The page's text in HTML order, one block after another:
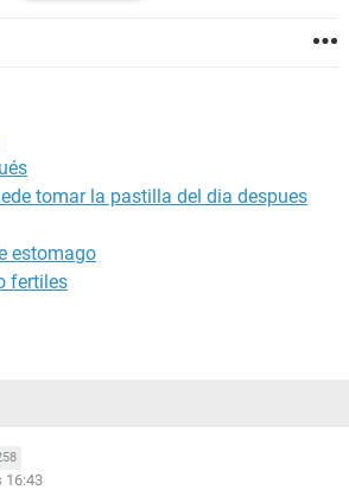
fueron por la pastilla o por posible
tomar la pastilla del dia despues
estomago
fertiles
16:43